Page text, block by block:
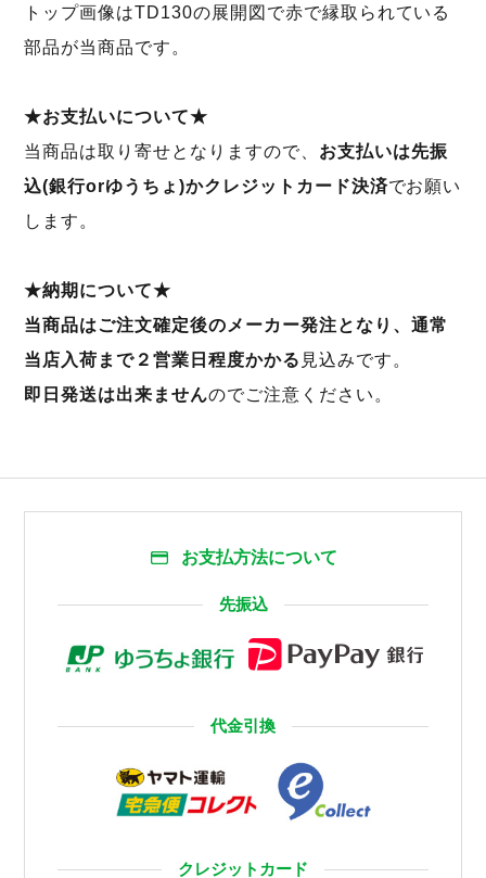
トップ画像はTD130の展開図で赤で縁取られている
部品が当商品です。
★お支払いについて★
当商品は取り寄せとなりますので、 お支払いは先振
込(銀行orゆうちょ)かクレジットカード決済でお願い
します。
★納期について★
当商品はご注文確定後のメーカー発注となり、通常
当店入荷まで２営業日程度かかる 見込みです。
即日発送は出来ませんのでご注意ください。
お支払方法について
先振込
代金引換
クレジットカード